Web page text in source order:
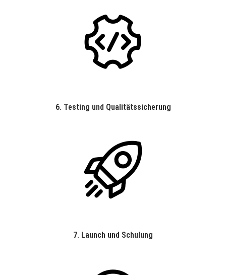
6. Testing und Qualitätssicherung
7. Launch und Schulung